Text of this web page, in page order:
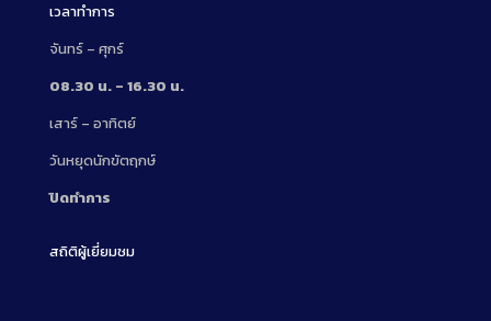
เวลาทำการ
จันทร์ – ศุกร์
08.30 น. – 16.30 น.
เสาร์ – อาทิตย์
วันหยุดนักขัตฤกษ์
ปิดทำการ
สถิติผู้เยี่ยมชม